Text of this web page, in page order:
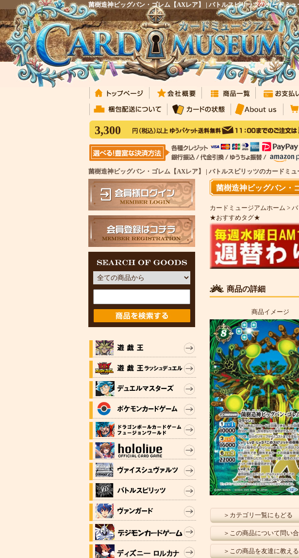
菌樹造神ビッグバン・ゴレム【AXレア】 | バトルスピリッツのカードミ
3,300
菌樹造神ビッグバン・ゴレム【AXレア】 | バトルスピリッツのカードミュ
菌樹造神ビッグバン
カードミュージアムホーム >
★おすすめタグ★
商品の詳細
商品イメージ
＞カテゴリ一覧にもどる
＞この商品について問い
＞この商品を友達に教える